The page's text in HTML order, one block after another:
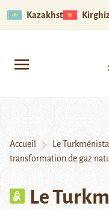
Kazakhstan
Accueil
Le
transformation de gaz
Le